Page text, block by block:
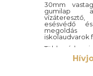
30mm
gumilap
esésvédő
megoldás
iskolaudvarok
Több színben
Szélessége: